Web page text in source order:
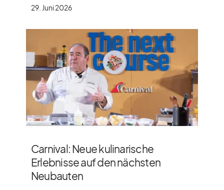
29. Juni 2026
Carnival: Neue kulinarische
Erlebnisse auf den nächsten
Neubauten